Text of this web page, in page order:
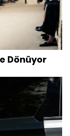
Dönüyor